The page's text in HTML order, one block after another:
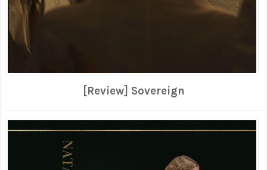
[Review] Sovereign